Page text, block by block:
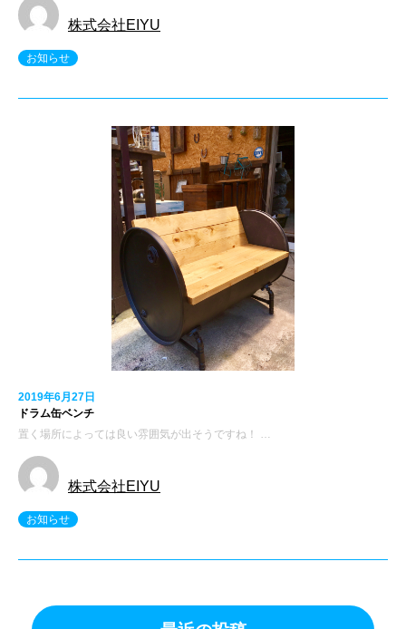
株式会社EIYU
お知らせ
2019年6月27日
ドラム缶ベンチ
置く場所によっては良い雰囲気が出そうですね！ …
株式会社EIYU
お知らせ